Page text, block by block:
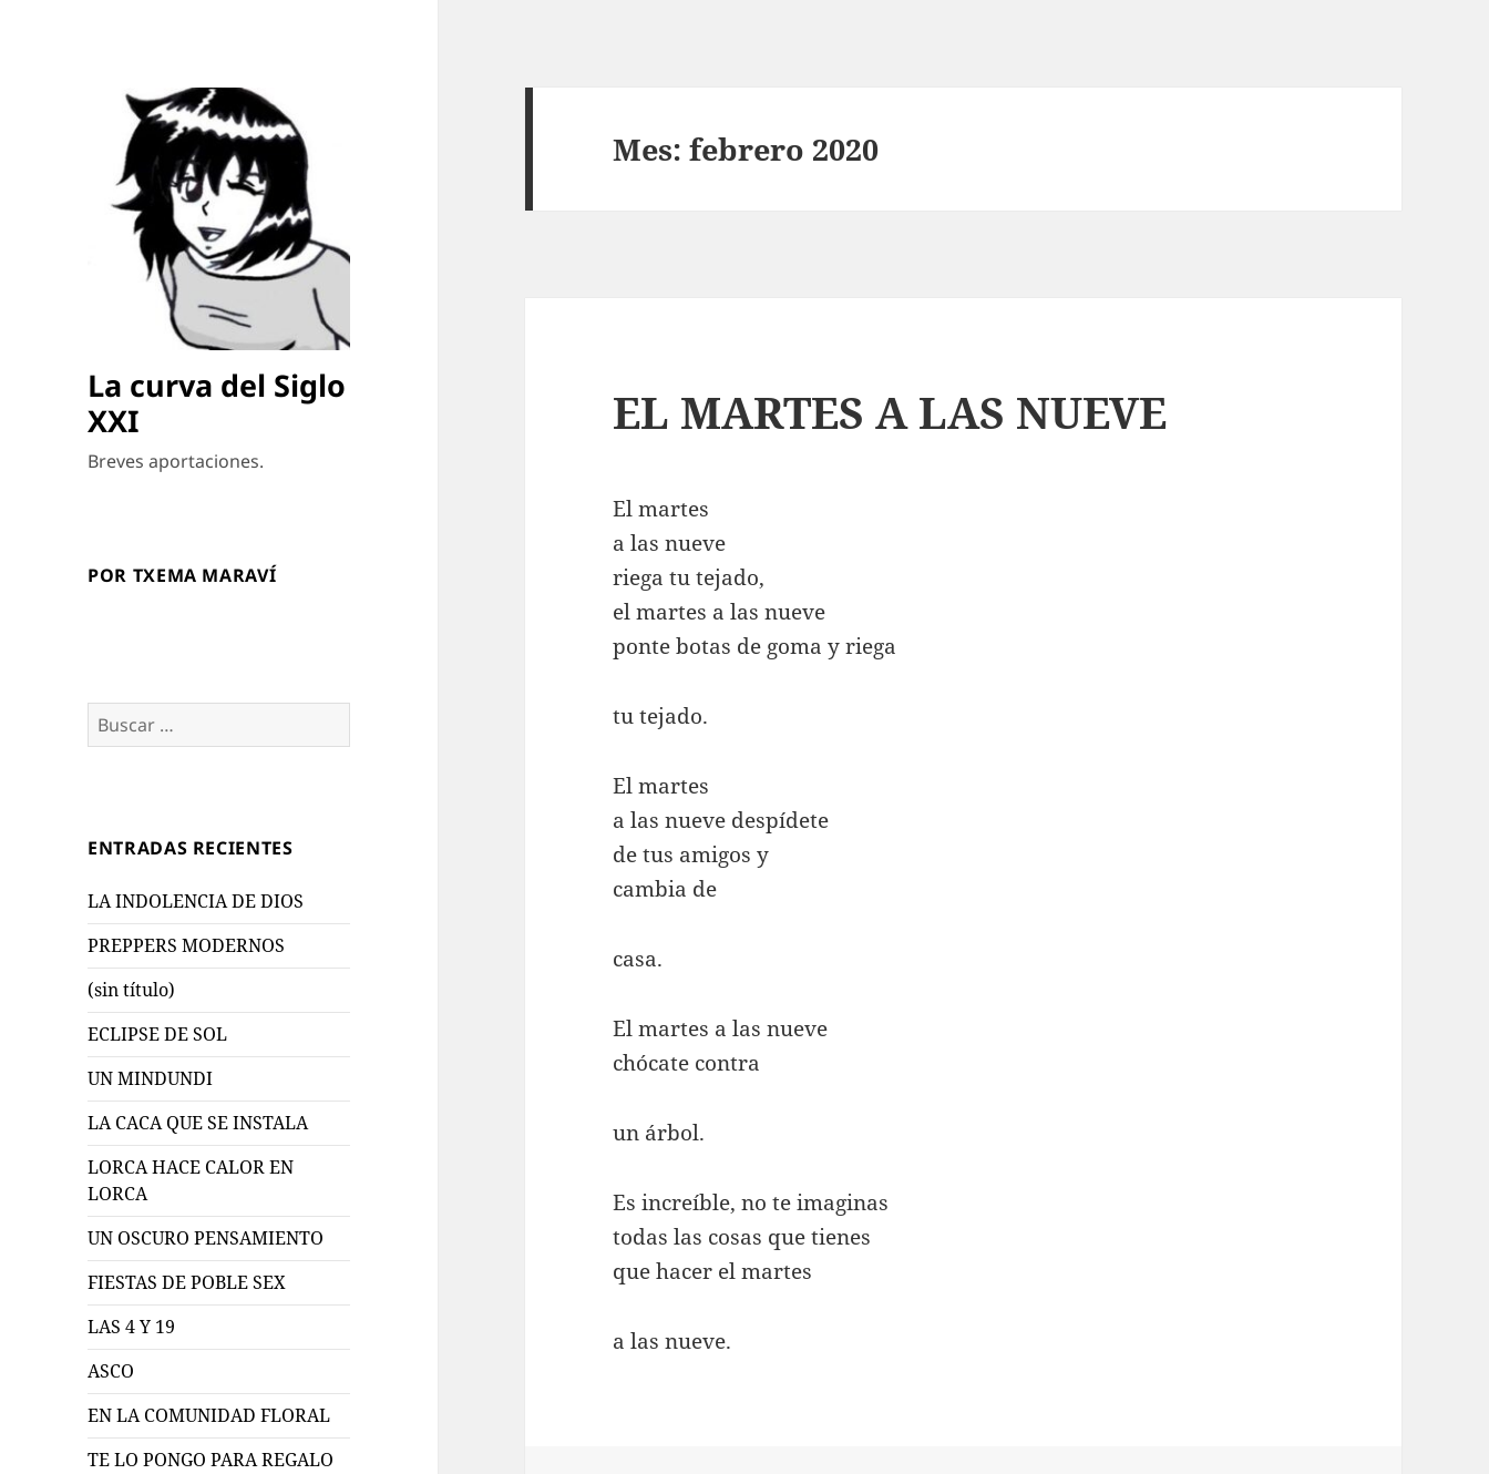
La curva del Siglo
XXI
Breves aportaciones.
POR TXEMA MARAVÍ
Buscar:
ENTRADAS RECIENTES
LA INDOLENCIA DE DIOS
PREPPERS MODERNOS
(sin título)
ECLIPSE DE SOL
UN MINDUNDI
LA CACA QUE SE INSTALA
LORCA HACE CALOR EN
LORCA
UN OSCURO PENSAMIENTO
FIESTAS DE POBLE SEX
LAS 4 Y 19
ASCO
EN LA COMUNIDAD FLORAL
TE LO PONGO PARA REGALO
Mes:febrero 2020
EL MARTES A LAS NUEVE
El martes
a las nueve
riega tu tejado,
el martes a las nueve
ponte botas de goma y riega
tu tejado.
El martes
a las nueve despídete
de tus amigos y
cambia de
casa.
El martes a las nueve
chócate contra
un árbol.
Es increíble, no te imaginas
todas las cosas que tienes
que hacer el martes
a las nueve.